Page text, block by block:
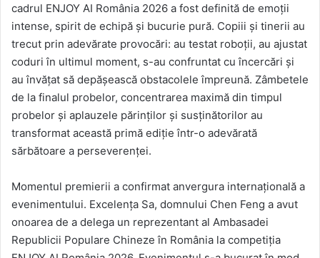
cadrul ENJOY AI România 2026 a fost definită de emoții
intense, spirit de echipă și bucurie pură. Copiii și tinerii au
trecut prin adevărate provocări: au testat roboții, au ajustat
coduri în ultimul moment, s-au confruntat cu încercări și
au învățat să depășească obstacolele împreună. Zâmbetele
de la finalul probelor, concentrarea maximă din timpul
probelor și aplauzele părinților și susținătorilor au
transformat această primă ediție într-o adevărată
sărbătoare a perseverenței.
Momentul premierii a confirmat anvergura internațională a
evenimentului. Excelența Sa, domnului Chen Feng a avut
onoarea de a delega un reprezentant al Ambasadei
Republicii Populare Chineze în România la competiția